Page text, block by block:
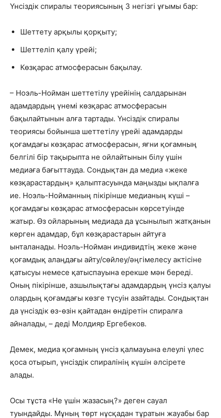
Үнсіздік спиралы теориясының 3 негізгі ұғымы бар:
Шеттету арқылы қорқыту;
Шеттеліп қалу үрейі;
Көзқарас атмосферасын бақылау.
– Ноэль-Нойман шеттетілу үрейінің салдарынан
адамдардың үнемі көзқарас атмосферасын
бақылайтынын алға тартады. Үнсіздік спиралы
теориясы бойынша шеттетілу үрейі адамдарды
қоғамдағы көзқарас атмосферасын, яғни қоғамның
белгілі бір тақырыпта не ойлайтынын білу үшін
медиаға бағыттауда. Сондықтан да медиа «жеке
көзқарастардың» қалыптасуында маңызды ықпалға
ие. Ноэль-Нойманның пікірінше медианың күші –
қоғамдағы көзқарас атмосферасын көрсетуінде
жатыр. Өз ойларының медиада да ұсынылып жатқанын
көрген адамдар, бұл көзқарастарын айтуға
ынталанады. Ноэль-Нойман индивидтің жеке және
қоғамдық алаңдағы айту/сөйлеу/әңгімелесу актісіне
қатысуы немесе қатыспауына ерекше мән береді.
Оның пікірінше, азшылықтағы адамдардың үнсіз қалуы
олардың қоғамдағы көзге түсуін азайтады. Сондықтан
да үнсіздік өз-өзін қайтадан өндіретін спиралға
айналады, – деді Молдияр Ергебеков.
Демек, медиа қоғамның үнсіз қалмауына елеулі үлес
қоса отырып, үнсіздік спиралінің күшін әлсірете
алады.
Осы тұста «Не үшін жазасың?» деген сауал
туындайды. Мұның төрт нұсқадан тұратын жауабы бар